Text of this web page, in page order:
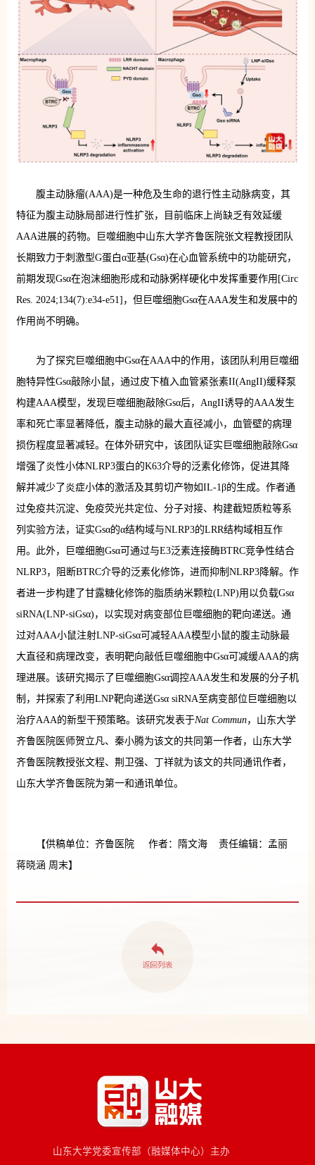
腹主动脉瘤(AAA)是一种危及生命的退行性主动脉病变，其
特征为腹主动脉局部进行性扩张，目前临床上尚缺乏有效延缓
AAA进展的药物。巨噬细胞中山东大学齐鲁医院张文程教授团队
长期致力于刺激型G蛋白α亚基(Gsα)在心血管系统中的功能研究，
前期发现Gsα在泡沫细胞形成和动脉粥样硬化中发挥重要作用[Circ
Res. 2024;134(7):e34-e51]，但巨噬细胞Gsα在AAA发生和发展中的
作用尚不明确。
为了探究巨噬细胞中Gsα在AAA中的作用，该团队利用巨噬细
胞特异性Gsα敲除小鼠，通过皮下植入血管紧张素II(AngII)缓释泵
构建AAA模型，发现巨噬细胞敲除Gsα后，AngII诱导的AAA发生
率和死亡率显著降低，腹主动脉的最大直径减小，血管壁的病理
损伤程度显著减轻。在体外研究中，该团队证实巨噬细胞敲除Gsα
增强了炎性小体NLRP3蛋白的K63介导的泛素化修饰，促进其降
解并减少了炎症小体的激活及其剪切产物如IL-1β的生成。作者通
过免疫共沉淀、免疫荧光共定位、分子对接、构建截短质粒等系
列实验方法，证实Gsα的α结构域与NLRP3的LRR结构域相互作
用。此外，巨噬细胞Gsα可通过与E3泛素连接酶BTRC竞争性结合
NLRP3，阻断BTRC介导的泛素化修饰，进而抑制NLRP3降解。作
者进一步构建了甘露糖化修饰的脂质纳米颗粒(LNP)用以负载Gsα
siRNA(LNP-siGsα)，以实现对病变部位巨噬细胞的靶向递送。通
过对AAA小鼠注射LNP-siGsα可减轻AAA模型小鼠的腹主动脉最
大直径和病理改变，表明靶向敲低巨噬细胞中Gsα可减缓AAA的病
理进展。该研究揭示了巨噬细胞Gsα调控AAA发生和发展的分子机
制，并探索了利用LNP靶向递送Gsα siRNA至病变部位巨噬细胞以
治疗AAA的新型干预策略。该研究发表于Nat Commun，山东大学
齐鲁医院医师贺立凡、秦小腾为该文的共同第一作者，山东大学
齐鲁医院教授张文程、荆卫强、丁祥就为该文的共同通讯作者，
山东大学齐鲁医院为第一和通讯单位。
【供稿单位：齐鲁医院 作者：隋文海 责任编辑：孟丽
蒋晓涵 周末】
山东大学党委宣传部（融媒体中心）主办